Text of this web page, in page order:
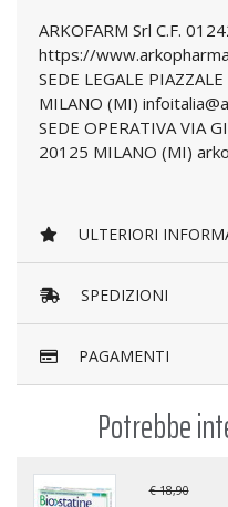
ARKOFARM Srl C.F.
https://
SEDE LEGALE
MILANO (MI)
SEDE OPERATIVA VIA
20125 MILANO (MI)
ULTERIORI
SPEDIZIONI
PAGAMENTI
Potrebbe
€ 18,90